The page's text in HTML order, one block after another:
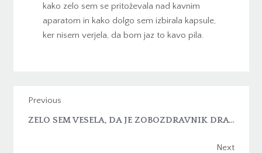
kako zelo sem se pritoževala nad kavnim
aparatom in kako dolgo sem izbirala kapsule,
ker nisem verjela, da bom jaz to kavo pila.
Previous
ZELO SEM VESELA, DA JE ZOBOZDRAVNIK DRAVOGRAD TAKO DOBER ZOBOZDRAVNIK
Next